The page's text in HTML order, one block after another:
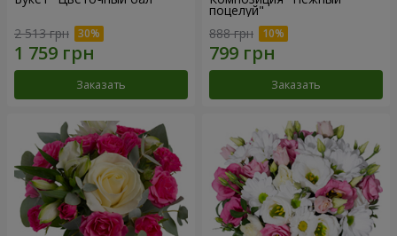
2 513 грн
Заказать
поцелуй"
888 грн
Заказать